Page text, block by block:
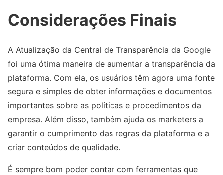
Considerações Finais
A Atualização da Central de Transparência da Google
foi uma ótima maneira de aumentar a transparência da
plataforma. Com ela, os usuários têm agora uma fonte
segura e simples de obter informações e documentos
importantes sobre as políticas e procedimentos da
empresa. Além disso, também ajuda os marketers a
garantir o cumprimento das regras da plataforma e a
criar conteúdos de qualidade.
É sempre bom poder contar com ferramentas que